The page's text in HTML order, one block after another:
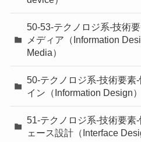
50-53-テクノロジ系-技術
メディア（Information
Media）
50-テクノロジ系-技術要素
イン（Information Design）
51-テクノロジ系-技術要素
ェース設計（Interface